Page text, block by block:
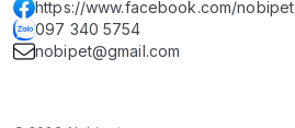
https://www.facebook.com/nobipet
097 340 5754
nobipet@gmail.com